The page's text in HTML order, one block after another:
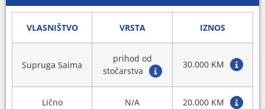
VLASNIŠTVO VRSTA IZNOS
Supruga Saima
prihod od
stočarstva
30.000 KM
Lično N/A 20.000 KM